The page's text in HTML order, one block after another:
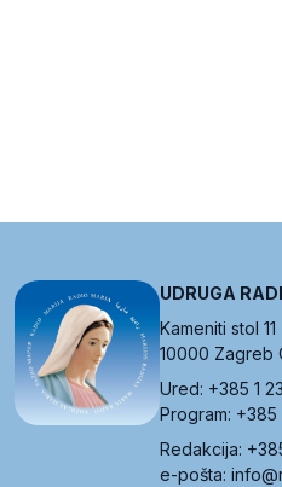
UDRUGA
Kameniti stol 11
10000 Zagreb
Ured: +385 1
Program:
Redakcija:
e-pošta: